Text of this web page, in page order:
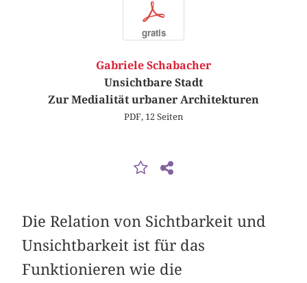
p
gratis
Gabriele Schabacher
Unsichtbare Stadt
Zur Medialität urbaner Architekturen
PDF, 12 Seiten
Die Relation von Sichtbarkeit und
Unsichtbarkeit ist für das
Funktionieren wie die